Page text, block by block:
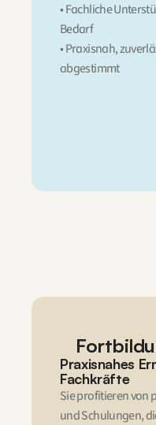
• Fachliche
Bedarf
• Praxisnah,
abgestimmt
Praxisnahes
Fachkräfte
Sie profitieren von
und Schulungen,